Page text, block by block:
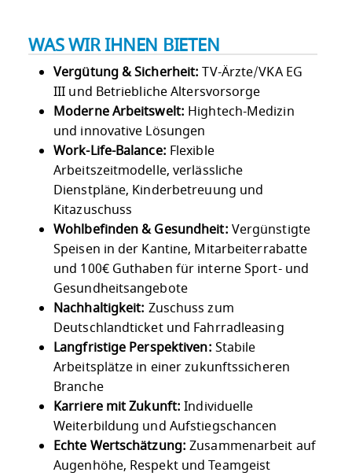
WAS WIR IHNEN BIETEN
Vergütung & Sicherheit: TV-Ärzte/VKA EG
III und Betriebliche Altersvorsorge
Moderne Arbeitswelt: Hightech-Medizin
und innovative Lösungen
Work-Life-Balance: Flexible
Arbeitszeitmodelle, verlässliche
Dienstpläne, Kinderbetreuung und
Kitazuschuss
Wohlbefinden & Gesundheit: Vergünstigte
Speisen in der Kantine, Mitarbeiterrabatte
und 100€ Guthaben für interne Sport- und
Gesundheitsangebote
Nachhaltigkeit: Zuschuss zum
Deutschlandticket und Fahrradleasing
Langfristige Perspektiven: Stabile
Arbeitsplätze in einer zukunftssicheren
Branche
Karriere mit Zukunft: Individuelle
Weiterbildung und Aufstiegschancen
Echte Wertschätzung: Zusammenarbeit auf
Augenhöhe, Respekt und Teamgeist